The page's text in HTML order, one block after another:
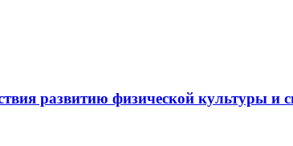
развитию физической культуры и